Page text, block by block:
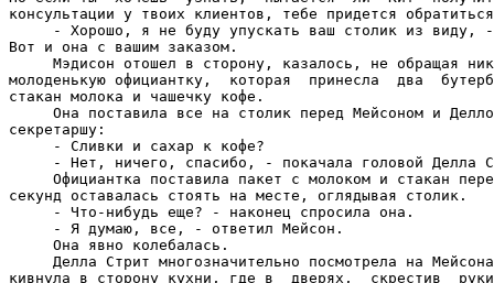
консультации у твоих клиентов, тебе придется
- Хорошо, я не буду упускать ваш столик из виду,
Вот и она с вашим заказом.
Мэдисон отошел в сторону, казалось, не обращая
молоденькую официантку,  которая  принесла  два
стакан молока и чашечку кофе.
Она поставила все на столик перед Мейсоном и
секретаршу:
     - Сливки и сахар к кофе?
- Нет, ничего, спасибо, - покачала головой Делла
Официантка поставила пакет с молоком и стакан
секунд оставалась стоять на месте, оглядывая столик.
     - Что-нибудь еще? - наконец спросила она.
     - Я думаю, все, - ответил Мейсон.
     Она явно колебалась.
Делла Стрит многозначительно посмотрела на
кивнула в сторону кухни, где в  дверях,  скрестив